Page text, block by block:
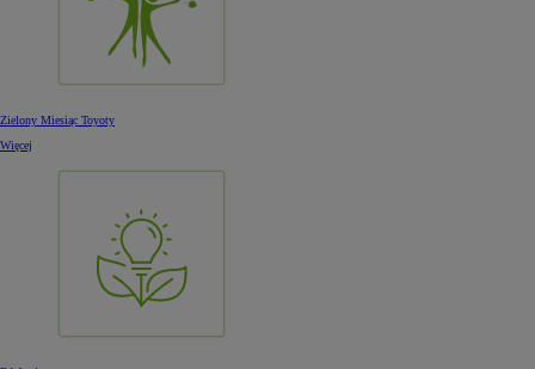
Zielony Miesiąc Toyoty
Więcej